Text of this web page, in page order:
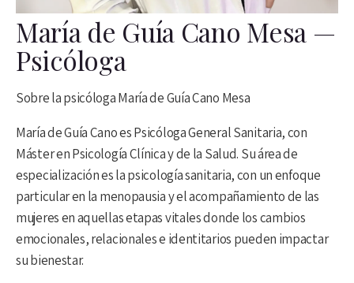
María de Guía Cano Mesa —
Psicóloga
Sobre la psicóloga María de Guía Cano Mesa
María de Guía Cano es Psicóloga General Sanitaria, con
Máster en Psicología Clínica y de la Salud. Su área de
especialización es la psicología sanitaria, con un enfoque
particular en la menopausia y el acompañamiento de las
mujeres en aquellas etapas vitales donde los cambios
emocionales, relacionales e identitarios pueden impactar
su bienestar.